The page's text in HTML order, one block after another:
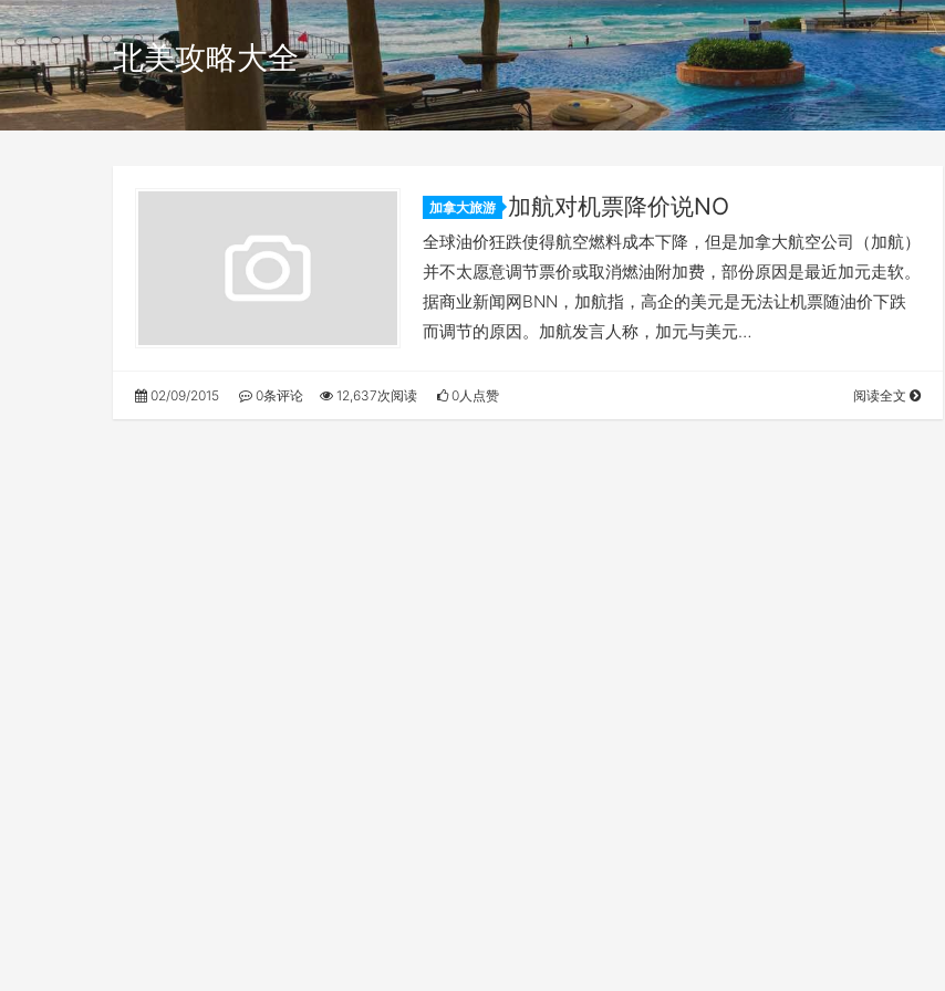
北美攻略大全
加拿大旅游 加航对机票降价说NO
全球油价狂跌使得航空燃料成本下降，但是加拿大航空公司（加航）
并不太愿意调节票价或取消燃油附加费，部份原因是最近加元走软。
据商业新闻网BNN，加航指，高企的美元是无法让机票随油价下跌
而调节的原因。加航发言人称，加元与美元…
02/09/2015 0条评论 12,637次阅读 0人点赞 阅读全文